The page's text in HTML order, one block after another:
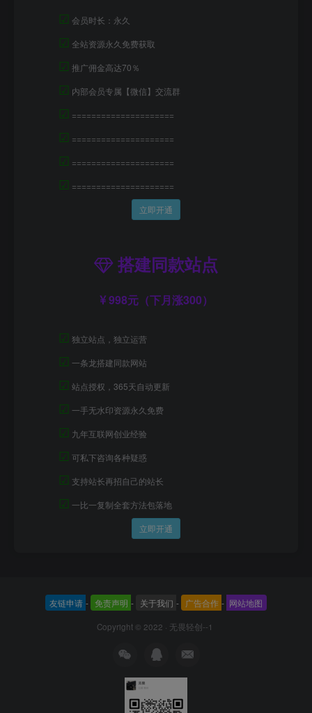
☑ 会员时长：永久
☑ 全站资源永久免费获取
☑ 推广佣金高达70％
☑ 内部会员专属【微信】交流群
☑ =====================
☑ =====================
☑ =====================
☑ =====================
立即开通
搭建同款站点
998元（下月涨300）
☑ 独立站点，独立运营
☑ 一条龙搭建同款网站
☑ 站点授权，365天自动更新
☑ 一手无水印资源永久免费
☑ 九年互联网创业经验
☑ 可私下咨询各种疑惑
☑ 支持站长再招自己的站长
☑ 一比一复制全套方法包落地
立即开通
友链申请 - 免责声明 - 关于我们 - 广告合作 - 网站地图
Copyright © 2022 · 无畏轻创--1